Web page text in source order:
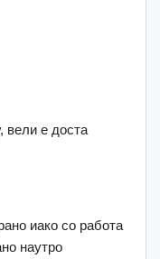
вели е доста
иако со работа
наутро